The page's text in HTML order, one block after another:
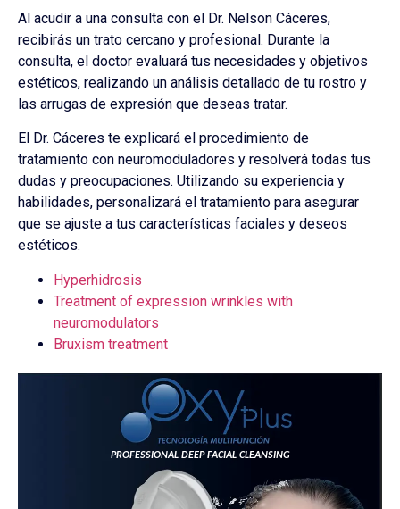
Al acudir a una consulta con el Dr. Nelson Cáceres,
recibirás un trato cercano y profesional. Durante la
consulta, el doctor evaluará tus necesidades y objetivos
estéticos, realizando un análisis detallado de tu rostro y
las arrugas de expresión que deseas tratar.
El Dr. Cáceres te explicará el procedimiento de
tratamiento con neuromoduladores y resolverá todas tus
dudas y preocupaciones. Utilizando su experiencia y
habilidades, personalizará el tratamiento para asegurar
que se ajuste a tus características faciales y deseos
estéticos.
Hyperhidrosis
Treatment of expression wrinkles with
neuromodulators
Bruxism treatment
PROFESSIONAL DEEP FACIAL CLEANSING